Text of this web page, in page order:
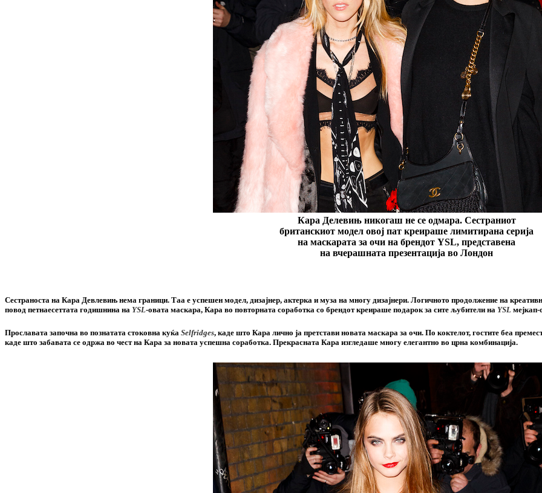
Кара Делевињ никогаш не се одмара. Сестраниот
британскиот модел овој пат креираше лимитирана серија
на маскарата за очи на брендот YSL, представена
на вчерашната презентација во Лондон
Сестраноста на Кара Девлевињ нема граници. Таа е успешен модел, дизајнер, актерка и муза на многу дизајнери. Логичното продолжение на
повод петнаесеттата годишнина на YSL-овата маскара, Кара во повторната соработка со брендот креираше подарок за сите љубители на YSL мејкап-
Прославата започна во познатата стоковна куќа Selfridges, каде што Кара лично ја претстави новата маскара за очи. По коктелот, гостите беа
каде што забавата се одржа во чест на Кара за новата успешна соработка. Прекрасната Кара изгледаше многу елегантно во црна комбинација.